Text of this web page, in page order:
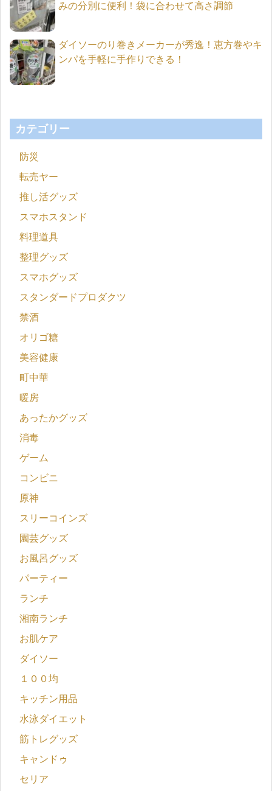
みの分別に便利！袋に合わせて高さ調節
ダイソーのり巻きメーカーが秀逸！恵方巻やキ
ンパを手軽に手作りできる！
カテゴリー
防災
転売ヤー
推し活グッズ
スマホスタンド
料理道具
整理グッズ
スマホグッズ
スタンダードプロダクツ
禁酒
オリゴ糖
美容健康
町中華
暖房
あったかグッズ
消毒
ゲーム
コンビニ
原神
スリーコインズ
園芸グッズ
お風呂グッズ
パーティー
ランチ
湘南ランチ
お肌ケア
ダイソー
１００均
キッチン用品
水泳ダイエット
筋トレグッズ
キャンドゥ
セリア